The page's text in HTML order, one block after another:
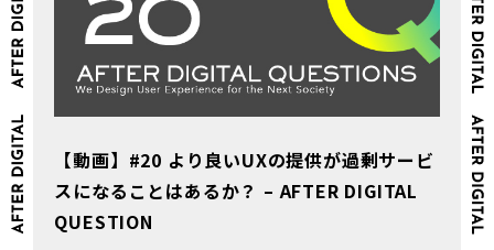
【動画】#20 より良いUXの提供が過剰サービ
スになることはあるか？ – AFTER DIGITAL
QUESTION